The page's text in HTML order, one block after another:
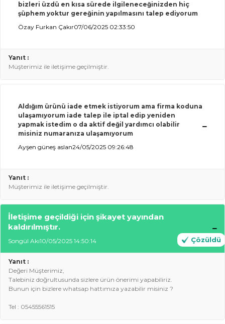
bizleri üzdü en kısa sürede ilgileneceğinizden hiç
şüphem yoktur gereğinin yapılmasını talep ediyorum
Özay Furkan Çakır07/06/2025 02:33:50
Yanıt :
Müşterimiz ile iletişime geçilmiştir.
Aldığım ürünü iade etmek istiyorum ama firma koduna
ulaşamıyorum iade talep ile iptal edip yeniden
yapmak istedim o da aktif değil yardımcı olabilir
misiniz numaranıza ulaşamıyorum
Ayşen güneş aslan24/05/2025 09:26:48
Yanıt :
Müşterimiz ile iletişime geçilmiştir.
İletişime geçildiği için şikayet yayından
kaldırılmıştır.
Çözüldü
Songül Akı10/05/2025 14:50:14
Yanıt :
Değeri Müşterimiz,
Talebiniz doğrultusunda sizlere ürün önerimi yapabiliriz.
Bunun için bizlere whatsap hattımıza yazabilir misiniz ?
Tel : 05455561515